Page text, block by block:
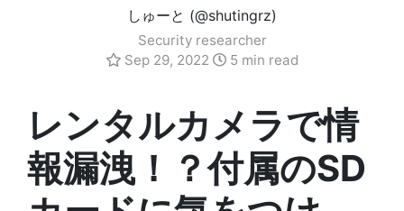
しゅーと (@shutingrz)
Security researcher
Sep 29, 2022
5 min read
レンタルカメラで情
報漏洩！？付属のSD